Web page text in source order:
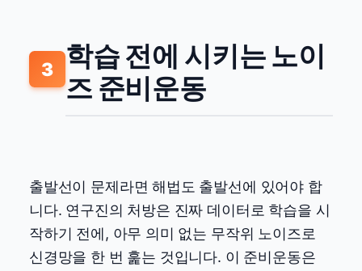
3 학습 전에 시키는 노이
즈 준비운동
출발선이 문제라면 해법도 출발선에 있어야 합
니다. 연구진의 처방은 진짜 데이터로 학습을 시
작하기 전에, 아무 의미 없는 무작위 노이즈로
신경망을 한 번 훑는 것입니다. 이 준비운동은